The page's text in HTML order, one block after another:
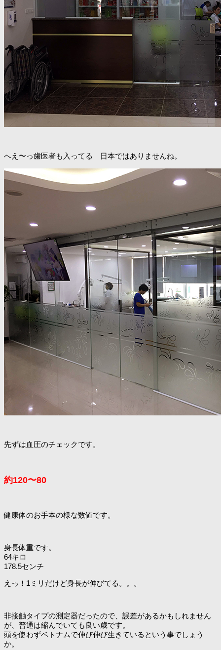
へえ〜っ歯医者も入ってる 日本ではありませんね。
先ずは血圧のチェックです。
約120〜80
健康体のお手本の様な数値です。
身長体重です。
64キロ
178.5センチ
えっ！1ミリだけど身長が伸びてる。。。
非接触タイプの測定器だったので、誤差があるかもしれません
が、普通は縮んでいても良い歳です。
頭を使わずベトナムで伸び伸び生きているという事でしょう
か。